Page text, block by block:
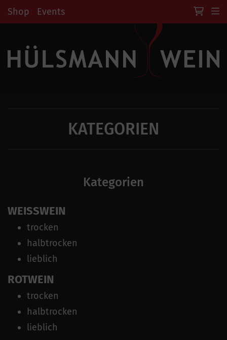
Shop Events
KATEGORIEN
Kategorien
WEISSWEIN
trocken
halbtrocken
lieblich
ROTWEIN
trocken
halbtrocken
lieblich